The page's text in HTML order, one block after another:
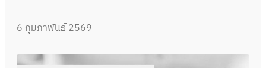
6 กุมภาพันธ์ 2569